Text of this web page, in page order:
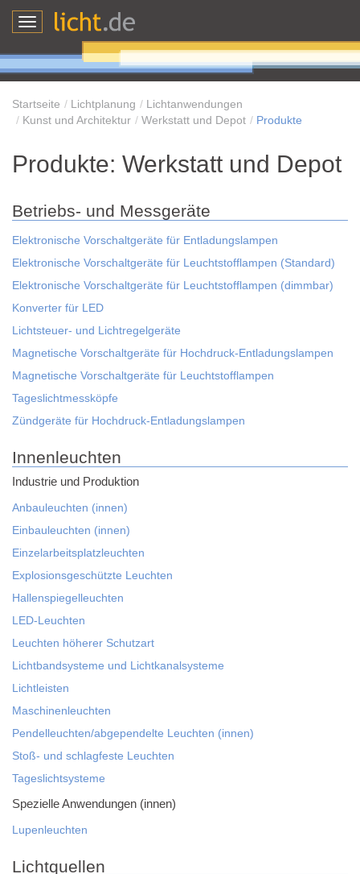
Toggle
Startseite Lichtplanung
Lichtanwendungen
Kunst und Architektur
Werkstatt und Depot Produkte
Produkte: Werkstatt und Depot
Betriebs- und Messgeräte
Elektronische Vorschaltgeräte für Entladungslampen
Elektronische Vorschaltgeräte für Leuchtstofflampen (Standard)
Elektronische Vorschaltgeräte für Leuchtstofflampen (dimmbar)
Konverter für LED
Lichtsteuer- und Lichtregelgeräte
Magnetische Vorschaltgeräte für Hochdruck-Entladungslampen
Magnetische Vorschaltgeräte für Leuchtstofflampen
Tageslichtmessköpfe
Zündgeräte für Hochdruck-Entladungslampen
Innenleuchten
Industrie und Produktion
Anbauleuchten (innen)
Einbauleuchten (innen)
Einzelarbeitsplatzleuchten
Explosionsgeschützte Leuchten
Hallenspiegelleuchten
LED-Leuchten
Leuchten höherer Schutzart
Lichtbandsysteme und Lichtkanalsysteme
Lichtleisten
Maschinenleuchten
Pendelleuchten/abgependelte Leuchten (innen)
Stoß- und schlagfeste Leuchten
Tageslichtsysteme
Spezielle Anwendungen (innen)
Lupenleuchten
Lichtquellen